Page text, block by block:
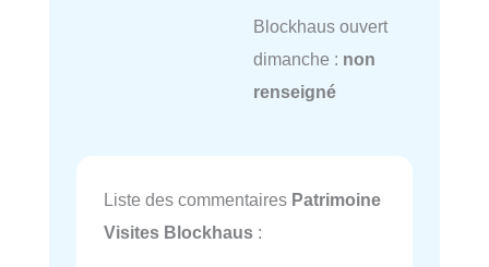
Blockhaus ouvert
dimanche : non
renseigné
Liste des commentaires Patrimoine
Visites Blockhaus :